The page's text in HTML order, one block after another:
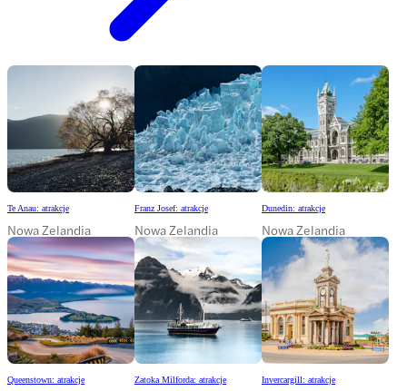
Te Anau: atrakcje
Nowa Zelandia
Franz Josef: atrakcje
Nowa Zelandia
Dunedin: atrakcje
Nowa Zelandia
Queenstown: atrakcje Zatoka Milforda: atrakcje Invercargill: atrakcje